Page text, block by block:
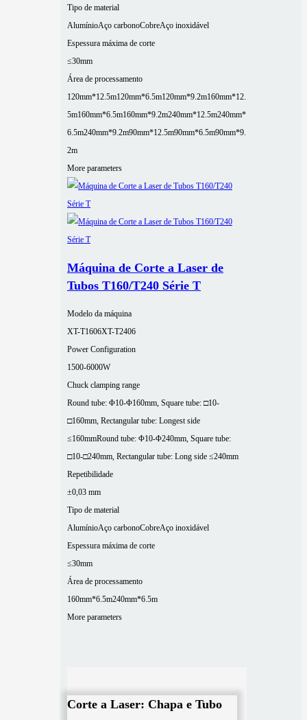
Tipo de material
AlumínioAço carbonoCobreAço inoxidável
Espessura máxima de corte
≤30mm
Área de processamento
120mm*12.5m120mm*6.5m120mm*9.2m160mm*12.
5m160mm*6.5m160mm*9.2m240mm*12.5m240mm*
6.5m240mm*9.2m90mm*12.5m90mm*6.5m90mm*9.
2m
More parameters
Máquina de Corte a Laser de
Tubos T160/T240 Série T
Modelo da máquina
XT-T1606XT-T2406
Power Configuration
1500-6000W
Chuck clamping range
Round tube: Φ10-Φ160mm, Square tube: □10-
□160mm, Rectangular tube: Longest side
≤160mmRound tube: Φ10-Φ240mm, Square tube:
□10-□240mm, Rectangular tube: Long side ≤240mm
Repetibilidade
±0,03 mm
Tipo de material
AlumínioAço carbonoCobreAço inoxidável
Espessura máxima de corte
≤30mm
Área de processamento
160mm*6.5m240mm*6.5m
More parameters
Corte a Laser: Chapa e Tubo